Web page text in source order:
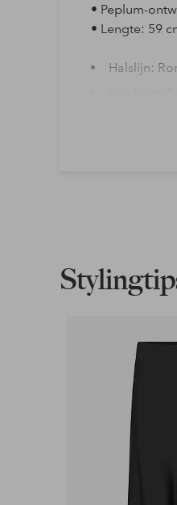
• Peplum-
• Lengte: 59
Halslijn:
Materiaal:
Geldt voor
Lees meer
Flexibele
Nu betalen,